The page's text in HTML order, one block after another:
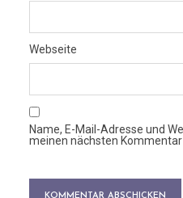
Webseite
Name, E-Mail-Adresse und
meinen nächsten Kommentar